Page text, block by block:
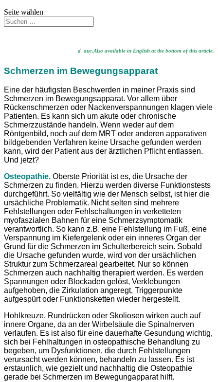
Seite wählen
d auc.Also available in English at the bottom of this article.
Schmerzen im Bewegungsapparat
Eine der häufigsten Beschwerden in meiner Praxis sind
Schmerzen im Bewegungsapparat. Vor allem über
Rückenschmerzen oder Nackenverspannungen klagen viele
Patienten. Es kann sich um akute oder chronische
Schmerzzustände handeln. Wenn weder auf dem
Röntgenbild, noch auf dem MRT oder anderen apparativen
bildgebenden Verfahren keine Ursache gefunden werden
kann, wird der Patient aus der ärztlichen Pflicht entlassen.
Und jetzt?
Osteopathie. Oberste Priorität ist es, die Ursache der
Schmerzen zu finden. Hierzu werden diverse Funktionstests
durchgeführt. So vielfältig wie der Mensch selbst, ist hier die
ursächliche Problematik. Nicht selten sind mehrere
Fehlstellungen oder Fehlschaltungen in verketteten
myofaszialen Bahnen für eine Schmerzsymptomatik
verantwortlich. So kann z.B. eine Fehlstellung im Fuß, eine
Verspannung im Kiefergelenk oder ein inneres Organ der
Grund für die Schmerzen im Schulterbereich sein. Sobald
die Ursache gefunden wurde, wird von der ursächlichen
Struktur zum Schmerzareal gearbeitet. Nur so können
Schmerzen auch nachhaltig therapiert werden. Es werden
Spannungen oder Blockaden gelöst, Verklebungen
aufgehoben, die Zirkulation angeregt, Triggerpunkte
aufgespürt oder Funktionsketten wieder hergestellt.
Hohlkreuze, Rundrücken oder Skoliosen wirken auch auf
innere Organe, da an der Wirbelsäule die Spinalnerven
verlaufen. Es ist also für eine dauerhafte Gesundung wichtig,
sich bei Fehlhaltungen in osteopathische Behandlung zu
begeben, um Dysfunktionen, die durch Fehlstellungen
verursacht werden können, behandeln zu lassen. Es ist
erstaunlich, wie gezielt und nachhaltig die Osteopathie
gerade bei Schmerzen im Bewegungapparat hilft.